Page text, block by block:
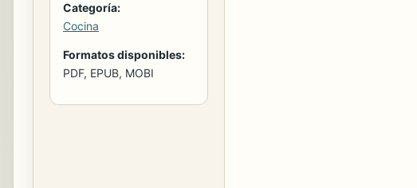
Categoría:
Cocina
Formatos disponibles:
PDF, EPUB, MOBI